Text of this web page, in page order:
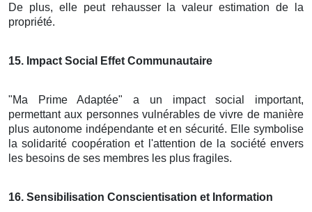
De plus, elle peut rehausser la valeur estimation de la
propriété.
15. Impact Social Effet Communautaire
"Ma Prime Adaptée" a un impact social important,
permettant aux personnes vulnérables de vivre de manière
plus autonome indépendante et en sécurité. Elle symbolise
la solidarité coopération et l'attention de la société envers
les besoins de ses membres les plus fragiles.
16. Sensibilisation Conscientisation et Information